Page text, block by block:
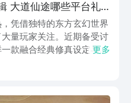
大道仙途哪些平台礼
凭借独特的东方玄幻世界
量玩家关注。近期备受讨
款融合经典修真设定与现
友在了解游戏时，最常咨
更多